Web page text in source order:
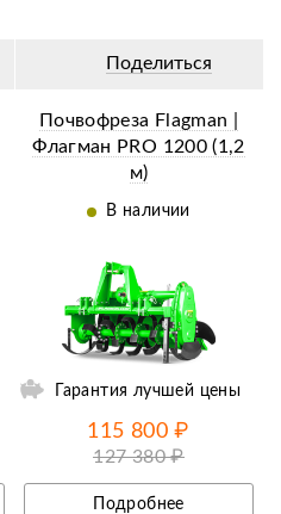
Поделиться
Почвофреза Flagman |
Флагман PRO 1200 (1,2
м)
В наличии
Гарантия лучшей цены
115 800 ₽
127 380 ₽
Подробнее